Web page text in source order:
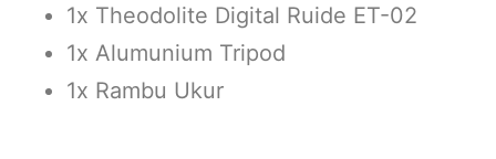
1x Theodolite Digital Ruide ET-02
1x Alumunium Tripod
1x Rambu Ukur